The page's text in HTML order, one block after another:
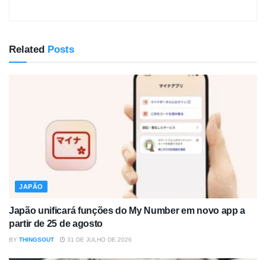
Related Posts
JAPÃO
Japão unificará funções do My Number em novo app a
partir de 25 de agosto
BY THINGSOUT 31 DE JULHO DE 2026